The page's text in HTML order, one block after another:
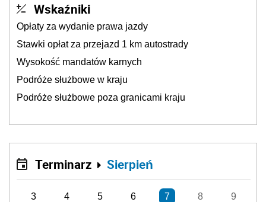
Wskaźniki
Opłaty za wydanie prawa jazdy
Stawki opłat za przejazd 1 km autostrady
Wysokość mandatów karnych
Podróże służbowe w kraju
Podróże służbowe poza granicami kraju
Terminarz Sierpień
3 4 5 6 7 8 9